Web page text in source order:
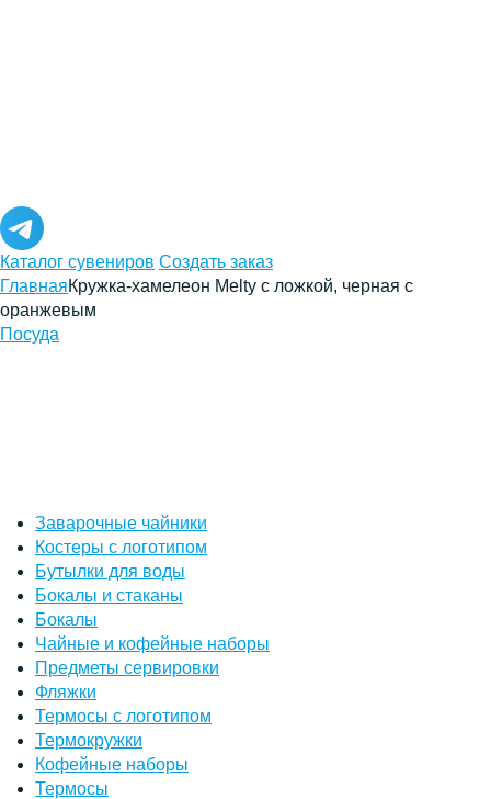
Каталог сувениров Создать заказ
ГлавнаяКружка-хамелеон Melty с ложкой, черная с
оранжевым
Посуда
Заварочные чайники
Костеры с логотипом
Бутылки для воды
Бокалы и стаканы
Бокалы
Чайные и кофейные наборы
Предметы сервировки
Фляжки
Термосы с логотипом
Термокружки
Кофейные наборы
Термосы